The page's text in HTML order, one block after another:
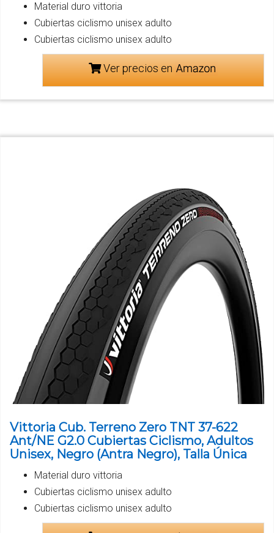
Material duro vittoria
Cubiertas ciclismo unisex adulto
Cubiertas ciclismo unisex adulto
Ver precios en
Vittoria Cub. Terreno Zero TNT 37-622
Ant/NE G2.0 Cubiertas Ciclismo, Adultos
Unisex, Negro (Antra Negro), Talla Única
Material duro vittoria
Cubiertas ciclismo unisex adulto
Cubiertas ciclismo unisex adulto